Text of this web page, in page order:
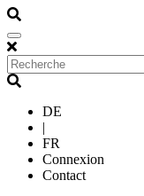
DE
|
FR
Connexion
Contact